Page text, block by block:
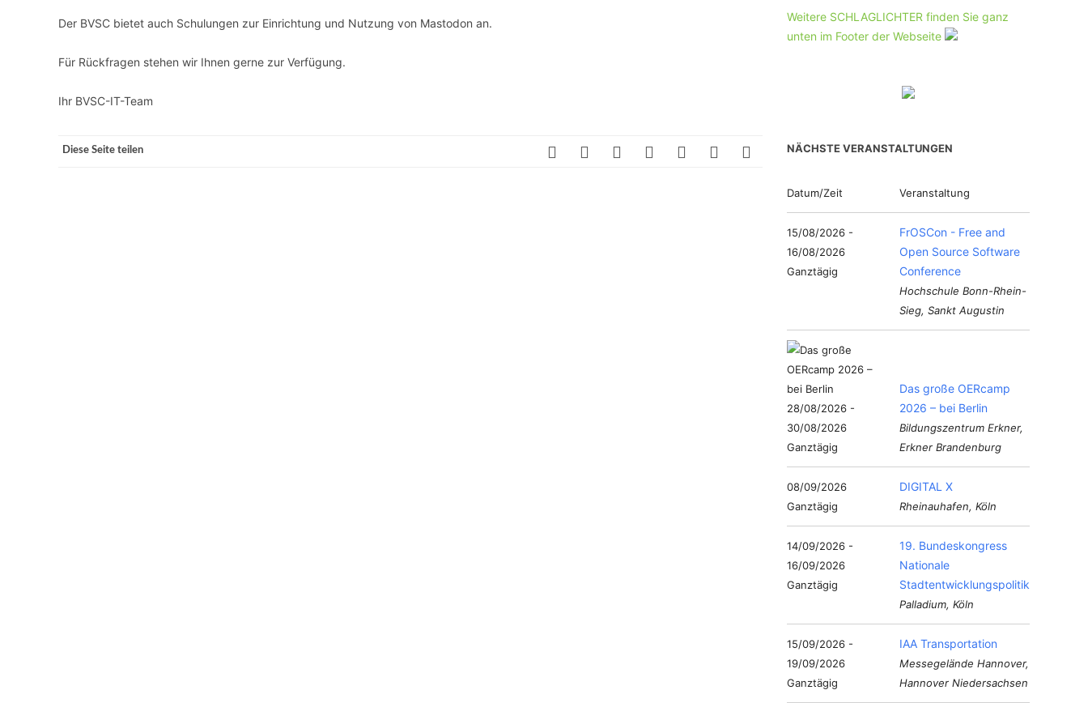
Der BVSC bietet auch Schulungen zur Einrichtung und Nutzung von Mastodon an.
Für Rückfragen stehen wir Ihnen gerne zur Verfügung.
Ihr BVSC-IT-Team
Diese Seite teilen
Weitere SCHLAGLICHTER finden Sie ganz
unten im Footer der Webseite
NÄCHSTE VERANSTALTUNGEN
Datum/Zeit Veranstaltung
15/08/2026 -
16/08/2026
Ganztägig
FrOSCon - Free and
Open Source Software
Conference
Hochschule Bonn-Rhein-
Sieg, Sankt Augustin
28/08/2026 -
30/08/2026
Ganztägig
Das große OERcamp
2026 – bei Berlin
Bildungszentrum Erkner,
Erkner Brandenburg
08/09/2026
Ganztägig
DIGITAL X
Rheinauhafen, Köln
14/09/2026 -
16/09/2026
Ganztägig
19. Bundeskongress
Nationale
Stadtentwicklungspolitik
Palladium, Köln
15/09/2026 -
19/09/2026
Ganztägig
IAA Transportation
Messegelände Hannover,
Hannover Niedersachsen